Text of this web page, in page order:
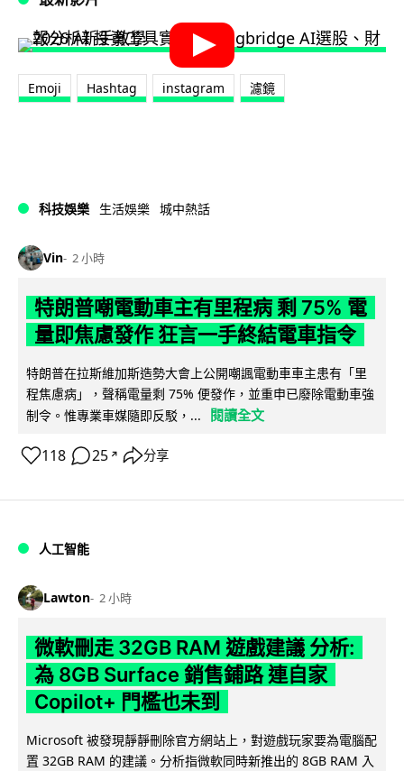
Emoji Hashtag instagram 濾鏡
科技娛樂 生活娛樂 城中熱話
Vin 2 小時
特朗普嘲電動車主有里程病 剩 75% 電
量即焦慮發作 狂言一手終結電車指令
特朗普在拉斯維加斯造勢大會上公開嘲諷電動車車主患有「里
程焦慮病」，聲稱電量剩 75% 便發作，並重申已廢除電動車強
制令。惟專業車媒隨即反駁，...
閱讀全文
118 25 ↗ 分享
人工智能
Lawton 2 小時
微軟刪走 32GB RAM 遊戲建議 分析:
為 8GB Surface 銷售鋪路 連自家
Copilot+ 門檻也未到
Microsoft 被發現靜靜刪除官方網站上，對遊戲玩家要為電腦配
置 32GB RAM 的建議。分析指微軟同時新推出的 8GB RAM 入